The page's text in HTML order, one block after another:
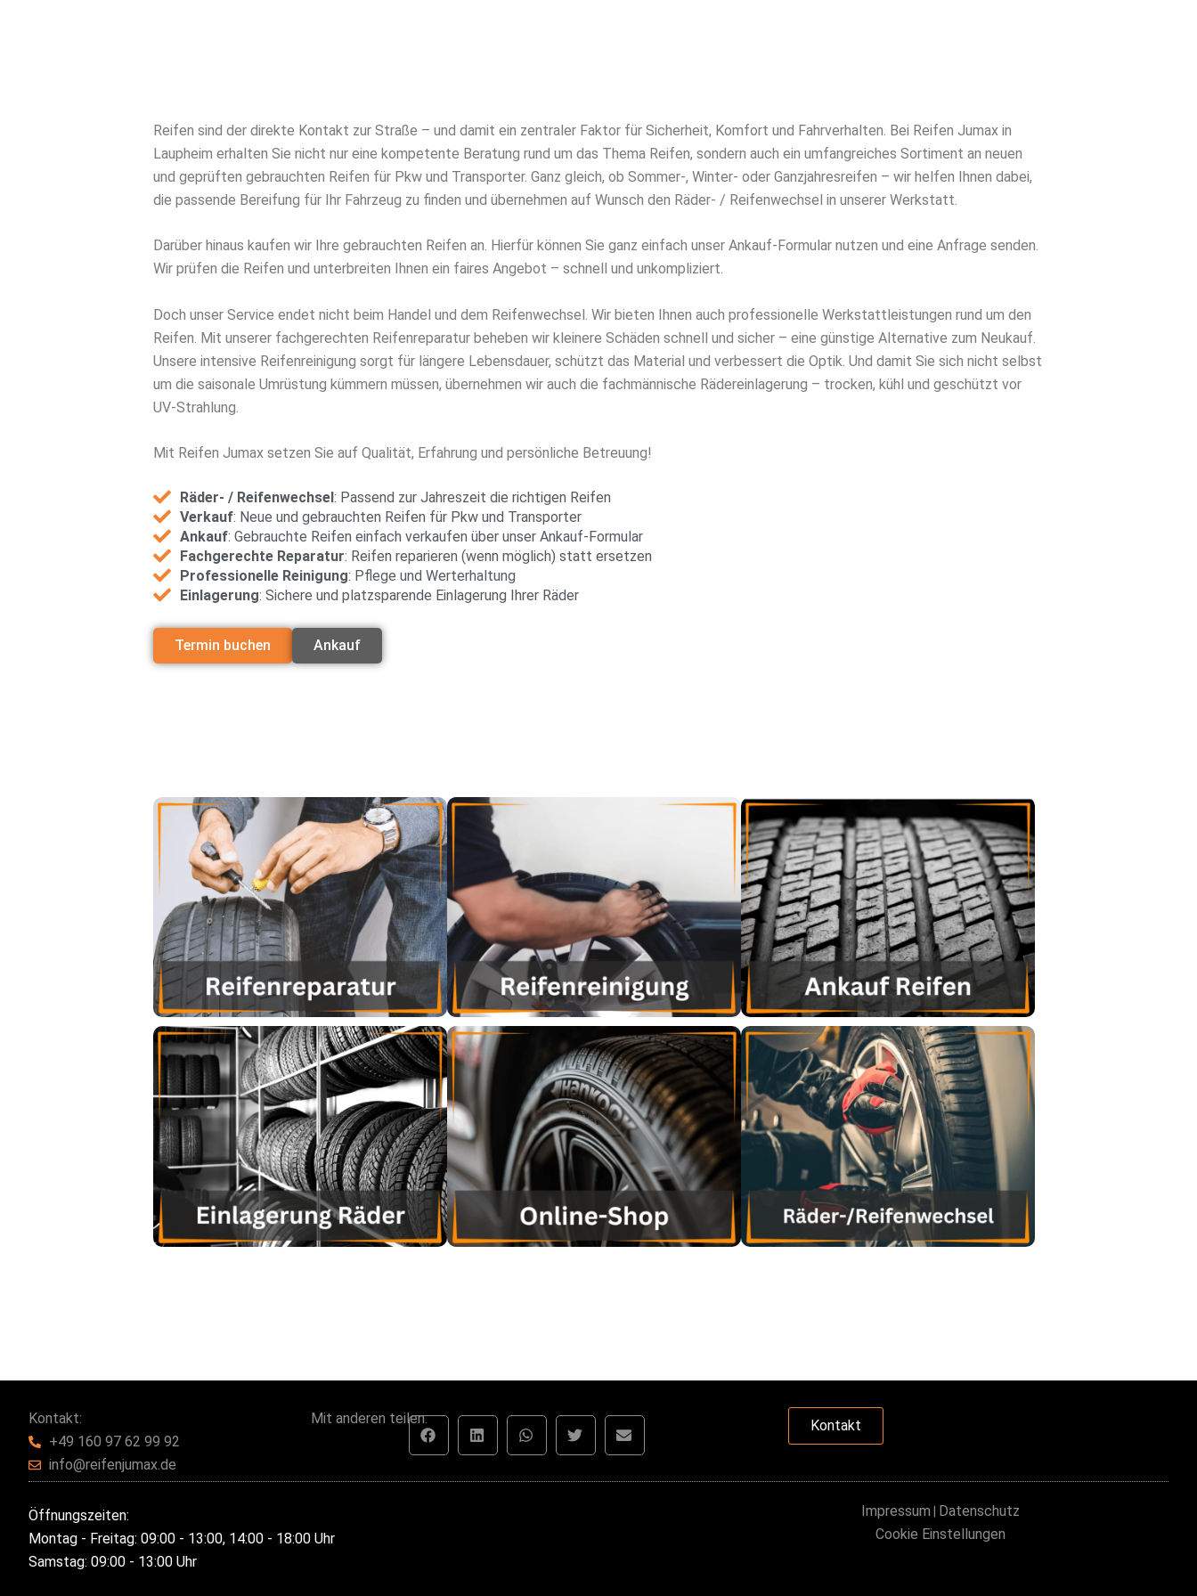
Reifen sind der direkte Kontakt zur Straße – und damit ein zentraler Faktor für Sicherheit, Komfort und Fahrverhalten. Bei Reifen Jumax in
Laupheim erhalten Sie nicht nur eine kompetente Beratung rund um das Thema Reifen, sondern auch ein umfangreiches Sortiment an neuen
und geprüften gebrauchten Reifen für Pkw und Transporter. Ganz gleich, ob Sommer-, Winter- oder Ganzjahresreifen – wir helfen Ihnen dabei,
die passende Bereifung für Ihr Fahrzeug zu finden und übernehmen auf Wunsch den Räder- / Reifenwechsel in unserer Werkstatt.
Darüber hinaus kaufen wir Ihre gebrauchten Reifen an. Hierfür können Sie ganz einfach unser Ankauf-Formular nutzen und eine Anfrage senden.
Wir prüfen die Reifen und unterbreiten Ihnen ein faires Angebot – schnell und unkompliziert.
Doch unser Service endet nicht beim Handel und dem Reifenwechsel. Wir bieten Ihnen auch professionelle Werkstattleistungen rund um den
Reifen. Mit unserer fachgerechten Reifenreparatur beheben wir kleinere Schäden schnell und sicher – eine günstige Alternative zum Neukauf.
Unsere intensive Reifenreinigung sorgt für längere Lebensdauer, schützt das Material und verbessert die Optik. Und damit Sie sich nicht selbst
um die saisonale Umrüstung kümmern müssen, übernehmen wir auch die fachmännische Rädereinlagerung – trocken, kühl und geschützt vor
UV-Strahlung.
Mit Reifen Jumax setzen Sie auf Qualität, Erfahrung und persönliche Betreuung!
Räder- / Reifenwechsel: Passend zur Jahreszeit die richtigen Reifen
Verkauf: Neue und gebrauchten Reifen für Pkw und Transporter
Ankauf: Gebrauchte Reifen einfach verkaufen über unser Ankauf-Formular
Fachgerechte Reparatur: Reifen reparieren (wenn möglich) statt ersetzen
Professionelle Reinigung: Pflege und Werterhaltung
Einlagerung: Sichere und platzsparende Einlagerung Ihrer Räder
Termin buchen Ankauf
Kontakt:
+49 160 97 62 99 92
info@reifenjumax.de
Mit anderen teilen: Kontakt
Öffnungszeiten:
Montag - Freitag: 09:00 - 13:00, 14:00 - 18:00 Uhr
Samstag: 09:00 - 13:00 Uhr
Impressum Datenschutz
Cookie Einstellungen